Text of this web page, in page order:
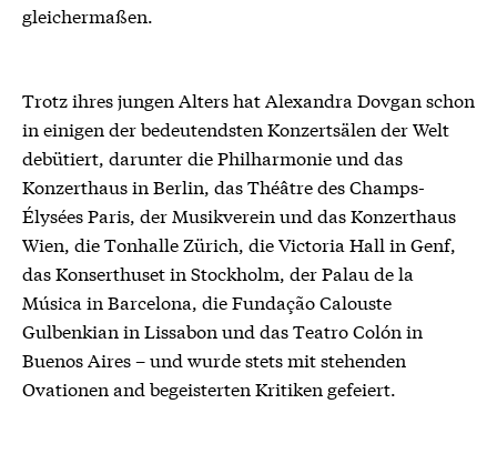
gleichermaßen.
Trotz ihres jungen Alters hat Alexandra Dovgan schon
in einigen der bedeutendsten Konzertsälen der Welt
debütiert, darunter die Philharmonie und das
Konzerthaus in Berlin, das Théâtre des Champs-
Élysées Paris, der Musikverein und das Konzerthaus
Wien, die Tonhalle Zürich, die Victoria Hall in Genf,
das Konserthuset in Stockholm, der Palau de la
Música in Barcelona, die Fundação Calouste
Gulbenkian in Lissabon und das Teatro Colón in
Buenos Aires – und wurde stets mit stehenden
Ovationen and begeisterten Kritiken gefeiert.